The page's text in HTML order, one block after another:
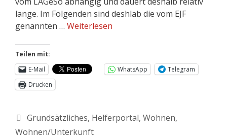
lange. Im Folgenden sind deshlab die vom EJF
genannten … Weiterlesen
Teilen mit:
E-Mail
WhatsApp
Telegram
Drucken
Grundsätzliches, Helferportal, Wohnen,
Wohnen/Unterkunft